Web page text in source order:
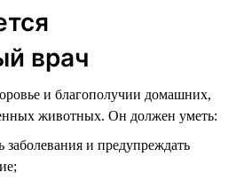
врач
и благополучии домашних,
животных. Он должен уметь:
заболевания и предупреждать